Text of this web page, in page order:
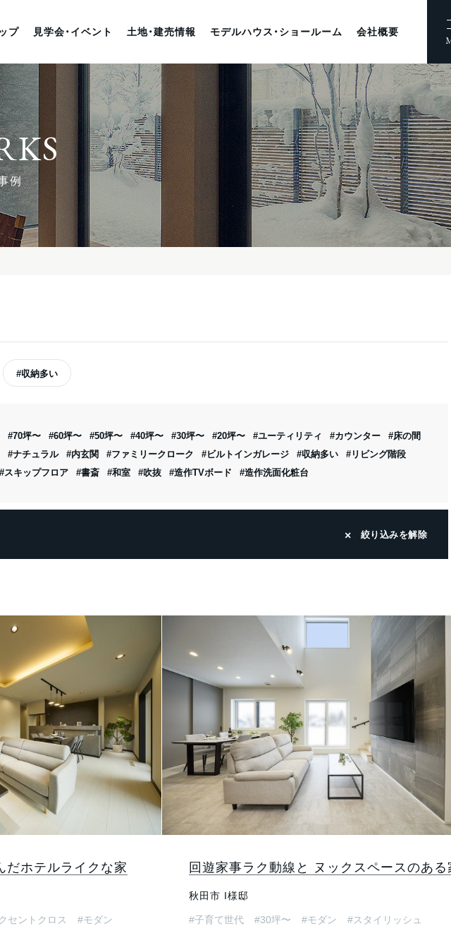
プ 見学会・イベント 土地・建売情報 モデルハウス・ショールーム 会社概要
例
#収納多い
#70坪〜 #60坪〜 #50坪〜 #40坪〜 #30坪〜 #20坪〜 #ユーティリティ #カウンター
#床の間
#ナチュラル #内玄関 #ファミリークローク #ビルトインガレージ #収納多い
#リビング階段
#スキップフロア #書斎 #和室 #吹抜 #造作TVボード #造作洗面化粧台
絞り込みを解除
だホテルライクな家
セントクロス
#モダン
回遊家事ラク動線と ヌックスペースのある
秋田市 I様邸
#子育て世代 #30坪〜 #モダン
#スタイリッシュ